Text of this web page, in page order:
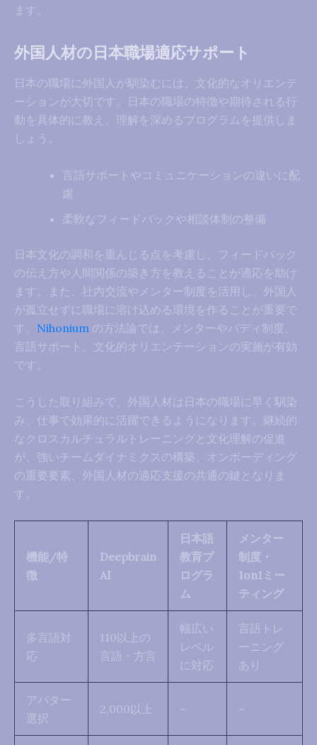
ます。
外国人材の日本職場適応サポート
日本の職場に外国人が馴染むには、文化的なオリエンテ
ーションが大切です。日本の職場の特徴や期待される行
動を具体的に教え、理解を深めるプログラムを提供しま
しょう。
言語サポートやコミュニケーションの違いに配
慮
柔軟なフィードバックや相談体制の整備
日本文化の調和を重んじる点を考慮し、フィードバック
の伝え方や人間関係の築き方を教えることが適応を助け
ます。また、社内交流やメンター制度を活用し、外国人
が孤立せずに職場に溶け込める環境を作ることが重要で
す。 Nihonium の方法論では、メンターやバディ制度、
言語サポート、文化的オリエンテーションの実施が有効
です。
こうした取り組みで、外国人材は日本の職場に早く馴染
み、仕事で効果的に活躍できるようになります。継続的
なクロスカルチュラルトレーニングと文化理解の促進
が、強いチームダイナミクスの構築、オンボーディング
の重要要素、外国人材の適応支援の共通の鍵となりま
す。
機能/特
徴
Deepbrain
AI
日本語
教育プ
ログラ
ム
メンター
制度・
1on1ミー
ティング
多言語対
応
110以上の
言語・方言
幅広い
レベル
に対応
言語トレ
ーニング
あり
アバター
選択
2,000以上 – –